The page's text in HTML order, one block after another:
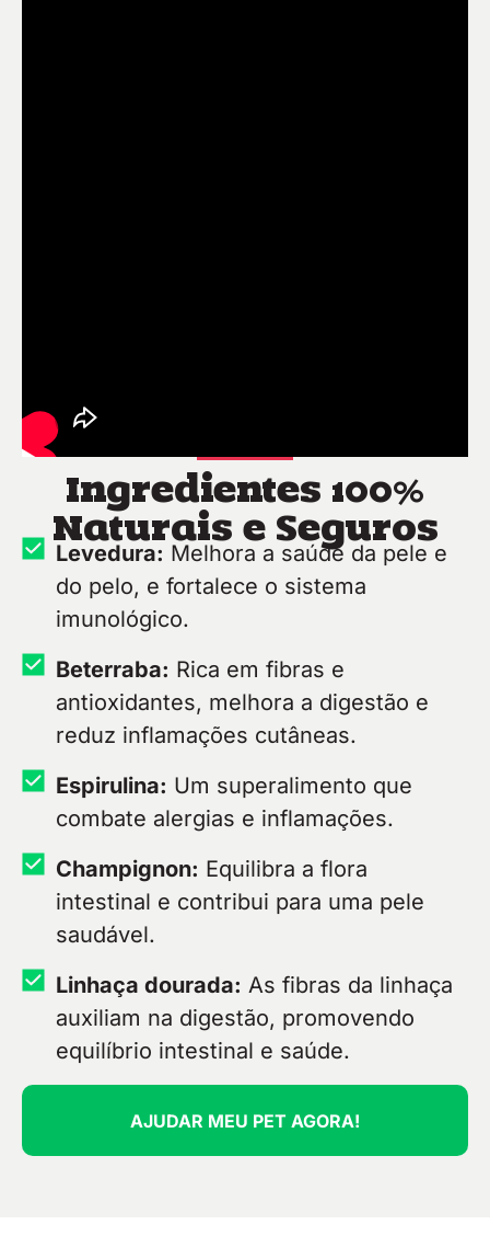
Ingredientes 100%
Naturais e Seguros
Levedura: Melhora a saúde da pele e
do pelo, e fortalece o sistema
imunológico.
Beterraba: Rica em fibras e
antioxidantes, melhora a digestão e
reduz inflamações cutâneas.
Espirulina: Um superalimento que
combate alergias e inflamações.
Champignon: Equilibra a flora
intestinal e contribui para uma pele
saudável.
Linhaça dourada: As fibras da linhaça
auxiliam na digestão, promovendo
equilíbrio intestinal e saúde.
AJUDAR MEU PET AGORA!